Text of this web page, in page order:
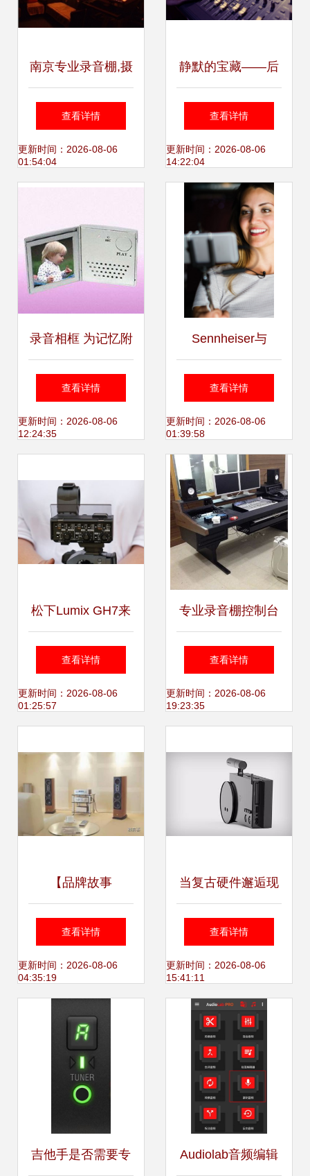
南京专业录音棚,摄
影制作,南京画册设
计印刷-必得印象
查看详情
更新时间：2026-08-06
01:54:04
静默的宝藏——后
工业时代的数字铁
匠
查看详情
更新时间：2026-08-06
14:22:04
录音相框 为记忆附
加声音的全新交互
体验
查看详情
更新时间：2026-08-06
12:24:35
Sennheiser与
Apogee联合推出首
款针对Apple iOS
设备的数字领夹话
筒
查看详情
更新时间：2026-08-06
01:39:58
松下Lumix GH7来
袭 创新性能与专业
摄影的融合
查看详情
更新时间：2026-08-06
01:25:57
专业录音棚控制台
音频制作的工业美
学
查看详情
更新时间：2026-08-06
19:23:35
【品牌故事
（一）】源于创新
热情与技术天赋
的百年辉煌
查看详情
更新时间：2026-08-06
04:35:19
当复古硬件邂逅现
代代码 索尼经典录
音机的软件重生之
旅
查看详情
更新时间：2026-08-06
15:41:11
吉他手是否需要专 Audiolab音频编辑